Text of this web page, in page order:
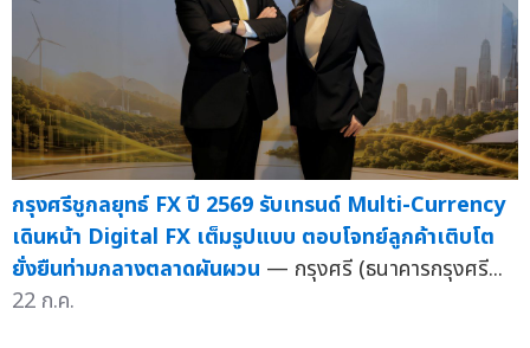
กรุงศรีชูกลยุทธ์ FX ปี 2569 รับเทรนด์ Multi-Currency
เดินหน้า Digital FX เต็มรูปแบบ ตอบโจทย์ลูกค้าเติบโต
ยั่งยืนท่ามกลางตลาดผันผวน — กรุงศรี (ธนาคารกรุงศรี...
22 ก.ค.